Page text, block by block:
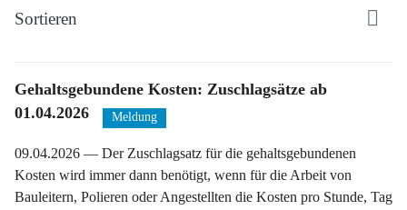
Sortieren
Gehaltsgebundene Kosten: Zuschlagsätze ab
01.04.2026
Meldung
09.04.2026 — Der Zuschlagsatz für die gehaltsgebundenen
Kosten wird immer dann benötigt, wenn für die Arbeit von
Bauleitern, Polieren oder Angestellten die Kosten pro Stunde, Tag